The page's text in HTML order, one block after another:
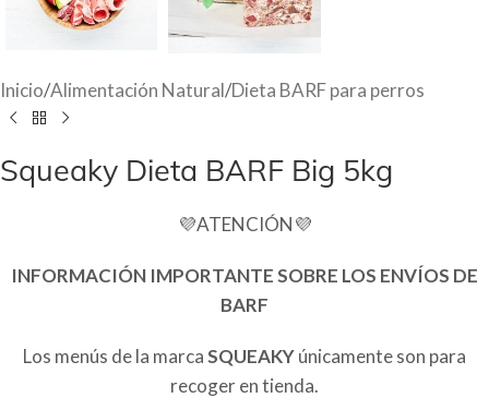
Inicio/Alimentación Natural/Dieta BARF para perros
Squeaky Dieta BARF Big 5kg
💜ATENCIÓN💜
INFORMACIÓN IMPORTANTE SOBRE LOS ENVÍOS DE
BARF
Los menús de la marcaSQUEAKYúnicamente son para
recoger en tienda.